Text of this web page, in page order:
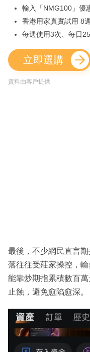
輸入「NMG100」優
香港用家真實試用 8
每週使用3次、每日
立即選購
資料由客戶提供
最後，不少網民直言
落往往受莊家操控，
能靠炒期指累積數百
止蝕，避免愈陷愈深。